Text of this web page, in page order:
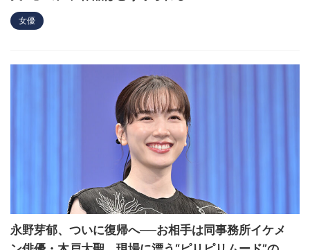
女優
永野芽郁、ついに復帰へ──お相手は同事務所イケメ